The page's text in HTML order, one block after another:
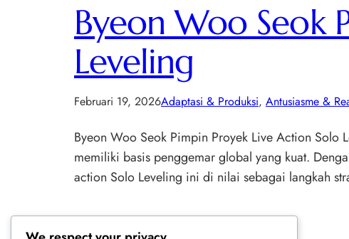
Byeon Woo Seok
Leveling
Februari 19, 2026Adaptasi & Produksi, Antusiasme &
Byeon Woo Seok Pimpin Proyek Live Action Solo
memiliki basis penggemar global yang kuat.
action Solo Leveling ini di nilai sebagai langkah